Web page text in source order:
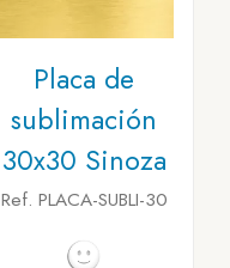
Placa de
sublimación
30x30 Sinoza
Ref. PLACA-SUBLI-30